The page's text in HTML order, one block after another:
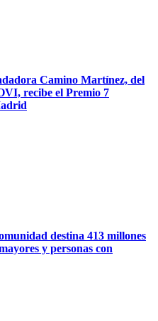
Camino Martínez, del
recibe el Premio 7
destina 413 millones
y personas con